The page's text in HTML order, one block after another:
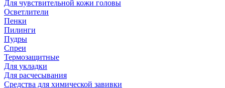
Для чувствительной кожи головы
Осветлители
Пенки
Пилинги
Пудры
Спреи
Термозащитные
Для укладки
Для расчесывания
Средства для химической завивки